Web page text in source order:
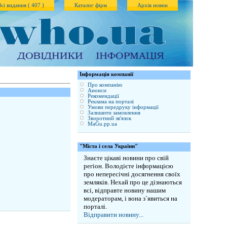
Архів новин
Каталог фірм
видання ( 407 )
Iнформація компанії
Про компанію
Анонси
Рекомендації
Реклама на порталі
Умови передруку інформації
Залишити замовлення
Зворотний зв'язок
MaGu.pp.ua
"Міста і села України"
Знаєте цікаві новини про свій
регіон. Володієте інформацією
про непересічні досягнення своїх
земляків. Нехай про це дізнаються
всі, відправте новину нашим
модераторам, і вона з`явиться на
порталі.
Відправити новину...